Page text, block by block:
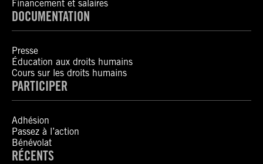
Financement et salaires
DOCUMENTATION
Presse
Éducation aux droits humains
Cours sur les droits humains
PARTICIPER
Adhésion
Passez à l’action
Bénévolat
RÉCENTS